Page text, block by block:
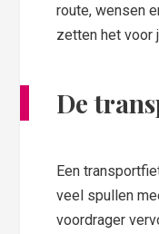
route, wensen
zetten het voor
De
Een
veel spullen
voordrager